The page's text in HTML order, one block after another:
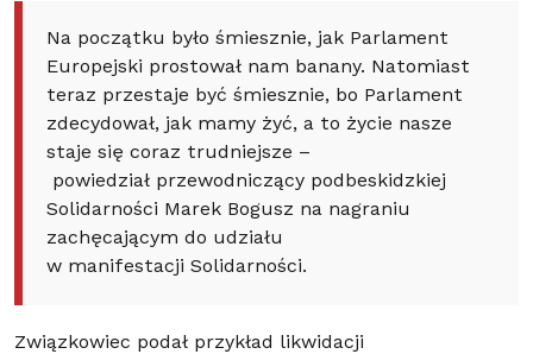
Na początku było śmiesznie, jak Parlament
Europejski prostował nam banany. Natomiast
teraz przestaje być śmiesznie, bo Parlament
zdecydował, jak mamy żyć, a to życie nasze
staje się coraz trudniejsze –
powiedział przewodniczący podbeskidzkiej
Solidarności Marek Bogusz na nagraniu
zachęcającym do udziału
w manifestacji Solidarności.
Związkowiec podał przykład likwidacji